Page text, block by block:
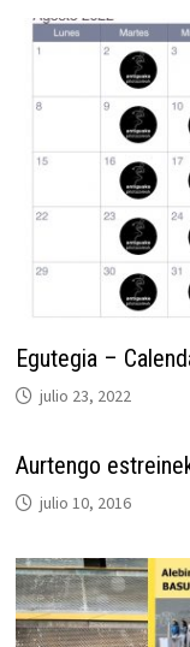
Egutegia –
julio 23, 2022
Aurtengo
julio 10, 2016